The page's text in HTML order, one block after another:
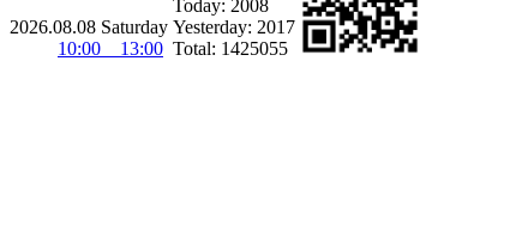
2026.08.08 Saturday
10:00 13:00
Today: 2008
Yesterday: 2017
Total: 1425055